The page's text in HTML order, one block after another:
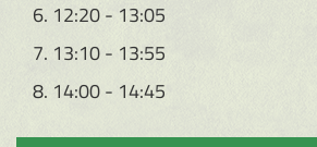
6. 12:20 - 13:05
7. 13:10 - 13:55
8. 14:00 - 14:45